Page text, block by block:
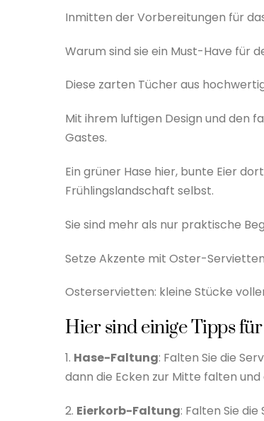
Inmitten der Vorbereitungen für
Warum sind sie ein Must-Have für
Diese zarten Tücher aus
Mit ihrem luftigen Design und den
Gastes.
Ein grüner Hase hier, bunte Eier
Frühlingslandschaft selbst.
Sie sind mehr als nur praktische
Setze Akzente mit Oster-
Osterservietten: kleine Stücke
Hier sind einige Tipps
1. Hase-Faltung: Falten Sie die
dann die Ecken zur Mitte falten
2. Eierkorb-Faltung: Falten Sie